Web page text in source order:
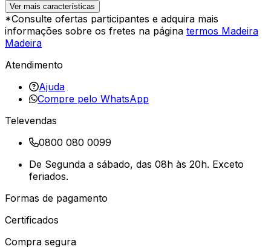
Ver mais características
*Consulte ofertas participantes e adquira mais
informações sobre os fretes na página termos Madeira
Madeira
Atendimento
Ajuda
Compre pelo WhatsApp
Televendas
0800 080 0099
De Segunda a sábado, das 08h às 20h. Exceto
feriados.
Formas de pagamento
Certificados
Compra segura